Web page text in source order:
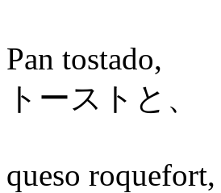
Pan tostado,
トーストと、
queso roquefort,